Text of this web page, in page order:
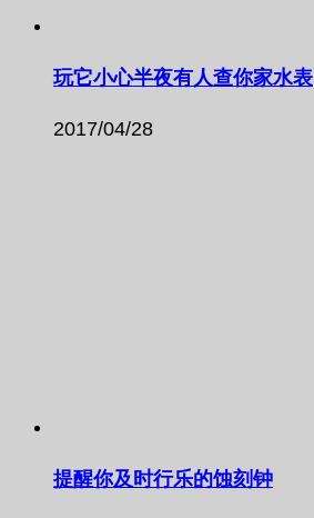
玩它小心半夜有人查你家水表
2017/04/28
提醒你及时行乐的蚀刻钟